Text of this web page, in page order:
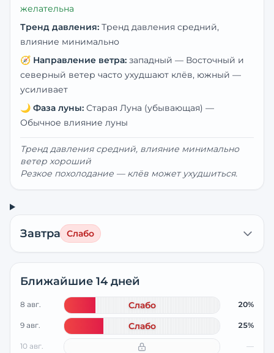
желательна
Тренд давления: Тренд давления средний,
влияние минимально
🧭 Направление ветра: западный — Восточный и
северный ветер часто ухудшают клёв, южный —
усиливает
🌙 Фаза луны: Старая Луна (убывающая) —
Обычное влияние луны
Тренд давления средний, влияние минимально
ветер хороший
Резкое похолодание — клёв может ухудшиться.
Завтра Слабо
Ближайшие 14 дней
8 авг. Слабо 20%
9 авг. Слабо 25%
10 авг. —